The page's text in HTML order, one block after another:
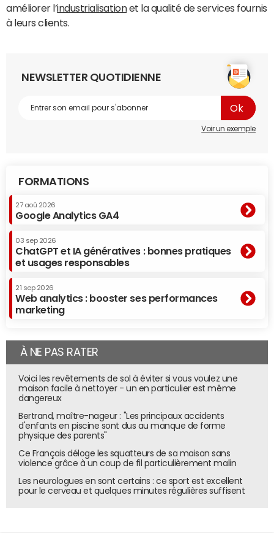
améliorer l’industrialisationet la qualité de services fournis
à leurs clients.
NEWSLETTER QUOTIDIENNE
Voir un exemple
FORMATIONS
27 aoû 2026
Google Analytics GA4
03 sep 2026
ChatGPT et IA génératives : bonnes pratiques
et usages responsables
21 sep 2026
Web analytics : booster ses performances
marketing
À NE PAS RATER
Voici les revêtements de sol à éviter si vous voulez une
maison facile à nettoyer - un en particulier est même
dangereux
Bertrand, maître-nageur : "Les principaux accidents
d'enfants en piscine sont dus au manque de forme
physique des parents"
Ce Français déloge les squatteurs de sa maison sans
violence grâce à un coup de fil particulièrement malin
Les neurologues en sont certains : ce sport est excellent
pour le cerveau et quelques minutes régulières suffisent